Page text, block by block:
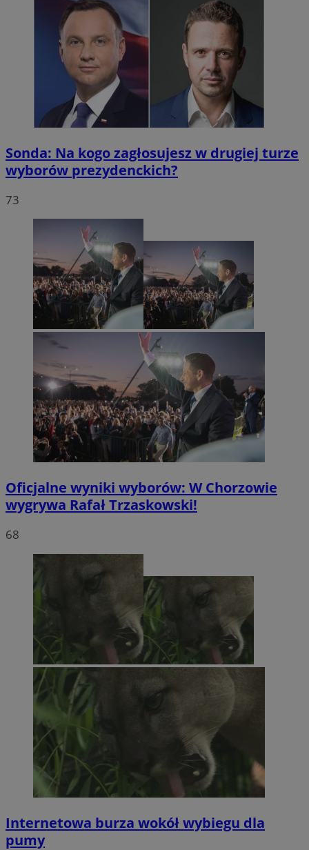
Sonda: Na kogo zagłosujesz w drugiej turze
wyborów prezydenckich?
73
Oficjalne wyniki wyborów: W Chorzowie
wygrywa Rafał Trzaskowski!
68
Internetowa burza wokół wybiegu dla
pumy